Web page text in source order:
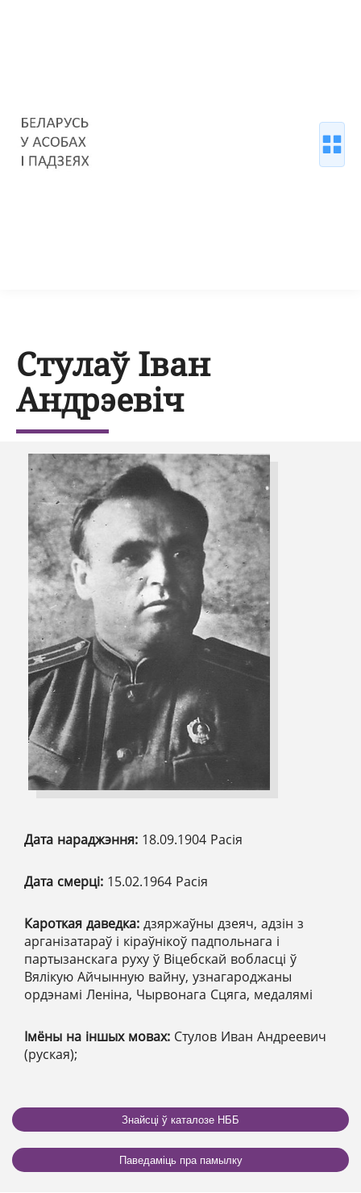
Стулаў Іван
Андрэевіч
Дата нараджэння: 18.09.1904 Расія
Дата смерці: 15.02.1964 Расія
Кароткая даведка: дзяржаўны дзеяч, адзін з
арганізатараў і кіраўнікоў падпольнага і
партызанскага руху ў Віцебскай вобласці ў
Вялікую Айчынную вайну, узнагароджаны
ордэнамі Леніна, Чырвонага Сцяга, медалямі
Імёны на іншых мовах: Стулов Иван Андреевич
(руская);
Знайсці ў каталозе НББ
Паведаміць пра памылку